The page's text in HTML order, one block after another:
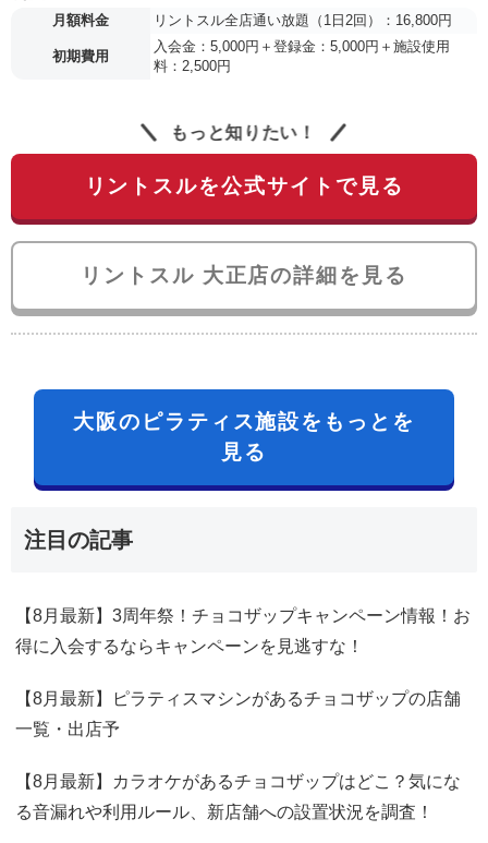
月額料金 リントスル全店通い放題（1日2回）：16,800円
初期費用
入会金：5,000円＋登録金：5,000円＋施設使用
料：2,500円
もっと知りたい！
リントスルを公式サイトで見る
リントスル 大正店の詳細を見る
大阪のピラティス施設をもっとを
見る
注目の記事
【8月最新】3周年祭！チョコザップキャンペーン情報！お
得に入会するならキャンペーンを見逃すな！
【8月最新】ピラティスマシンがあるチョコザップの店舗
一覧・出店予
【8月最新】カラオケがあるチョコザップはどこ？気にな
る音漏れや利用ルール、新店舗への設置状況を調査！